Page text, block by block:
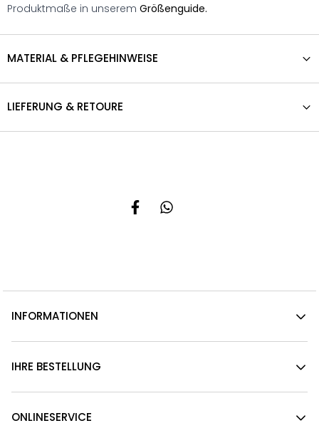
Produktmaße in unserem Größenguide.
MATERIAL & PFLEGEHINWEISE
LIEFERUNG & RETOURE
INFORMATIONEN
IHRE BESTELLUNG
ONLINESERVICE